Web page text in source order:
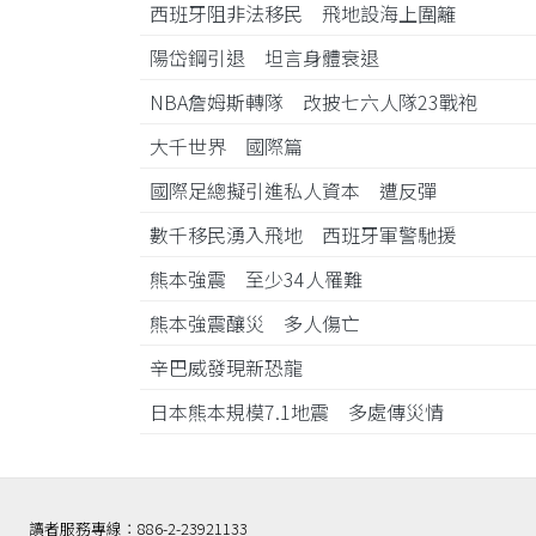
西班牙阻非法移民 飛地設海上圍籬
陽岱鋼引退 坦言身體衰退
NBA詹姆斯轉隊 改披七六人隊23戰袍
大千世界 國際篇
國際足總擬引進私人資本 遭反彈
數千移民湧入飛地 西班牙軍警馳援
熊本強震 至少34人罹難
熊本強震釀災 多人傷亡
辛巴威發現新恐龍
日本熊本規模7.1地震 多處傳災情
讀者服務專線：886-2-23921133